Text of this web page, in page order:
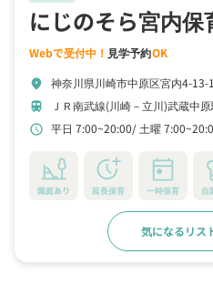
にじのそら宮内保
Webで受付中！ 見学予約OK
location_on 神奈川県川崎市中原区宮内4-13-
train ＪＲ南武線(川崎－立川)武蔵中
schedule 平日 7:00~20:00 土曜
園庭あり 延長保育 一時保育 自
気になるリス